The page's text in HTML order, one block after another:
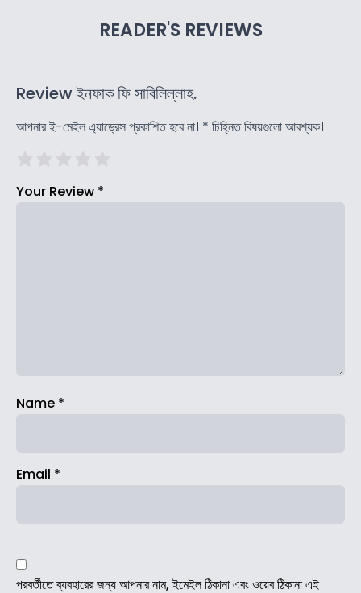
READER'S REVIEWS
Review ইনফাক ফি সাবিলিল্লাহ.
আপনার ই-মেইল এ্যাড্রেস প্রকাশিত হবে না। * চিহ্নিত বিষয়গুলো আবশ্যক।
Your Review *
Name *
Email *
পরবর্তীতে ব্যবহারের জন্য আপনার নাম, ইমেইল ঠিকানা এবং ওয়েব ঠিকানা এই